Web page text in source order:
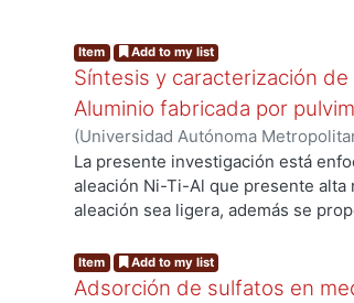
Item Add to my list
Síntesis y caracterización
Aluminio fabricada por
(Universidad Autónoma
09 )Guillen Rodríguez, Diego
La presente investigación está
aleación Ni-Ti-Al que presente alta
aleación sea ligera, además se
técnica nos garantiza el obtener
homogénea lo cual se asocia a
Item Add to my list
Adsorción de sulfatos en